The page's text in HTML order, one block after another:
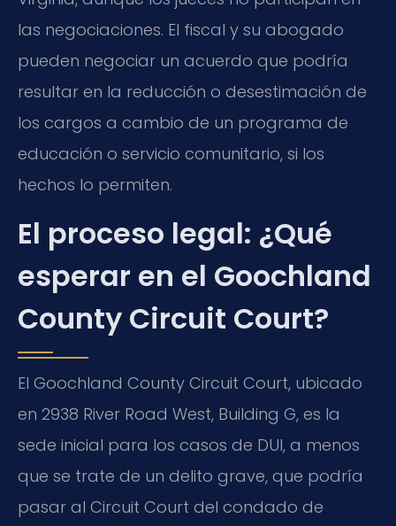
las negociaciones. El fiscal y su abogado
pueden negociar un acuerdo que podría
resultar en la reducción o desestimación de
los cargos a cambio de un programa de
educación o servicio comunitario, si los
hechos lo permiten.
El proceso legal: ¿Qué
esperar en el Goochland
County Circuit Court?
El Goochland County Circuit Court, ubicado
en 2938 River Road West, Building G, es la
sede inicial para los casos de DUI, a menos
que se trate de un delito grave, que podría
pasar al Circuit Court del condado de